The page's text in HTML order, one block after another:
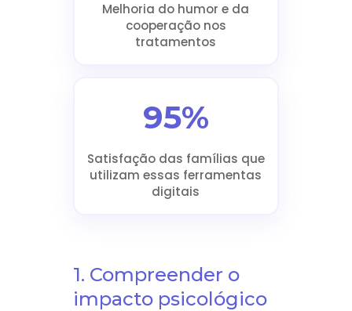
Melhoria do humor e da
cooperação nos
tratamentos
95%
Satisfação das famílias que
utilizam essas ferramentas
digitais
1. Compreender o
impacto psicológico